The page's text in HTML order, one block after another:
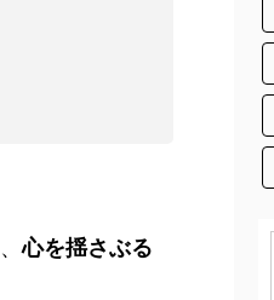
心を揺さぶる